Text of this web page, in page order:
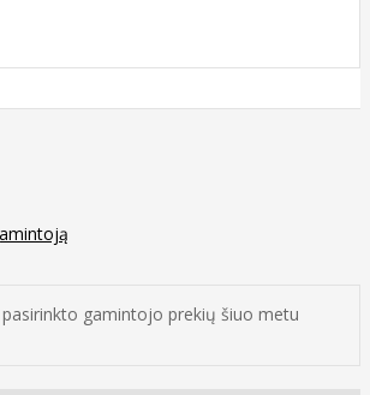
gamintojo prekių šiuo metu